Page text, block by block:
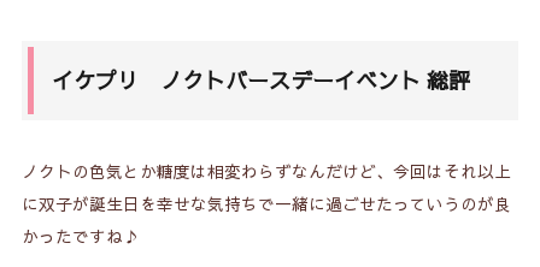
イケプリ ノクトバースデーイベント 総評
ノクトの色気とか糖度は相変わらずなんだけど、今回はそれ以上
に双子が誕生日を幸せな気持ちで一緒に過ごせたっていうのが良
かったですね♪